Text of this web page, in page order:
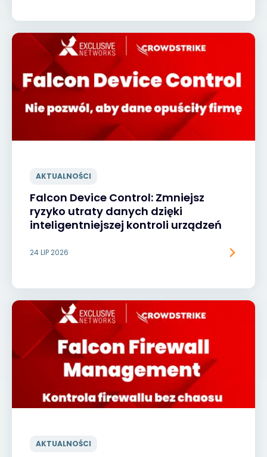
AKTUALNOŚCI
Falcon Device Control: Zmniejsz
ryzyko utraty danych dzięki
inteligentniejszej kontroli urządzeń
24 LIP 2026
AKTUALNOŚCI